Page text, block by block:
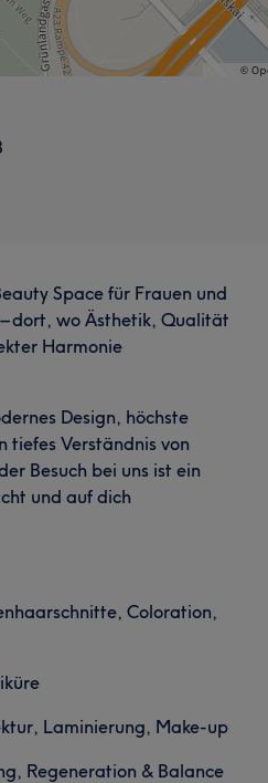
Space für Frauen und
dort, wo Ästhetik, Qualität
Harmonie
Design, höchste
tiefes Verständnis von
Besuch bei uns ist ein
und auf dich
Coloration,
Laminierung, Make-up
Regeneration & Balance